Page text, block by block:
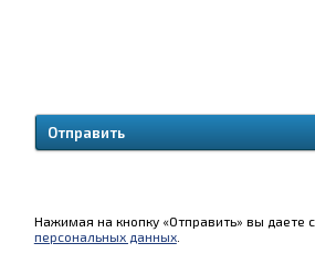
Нажимая на кнопку «Отправить» вы даете
персональных данных.